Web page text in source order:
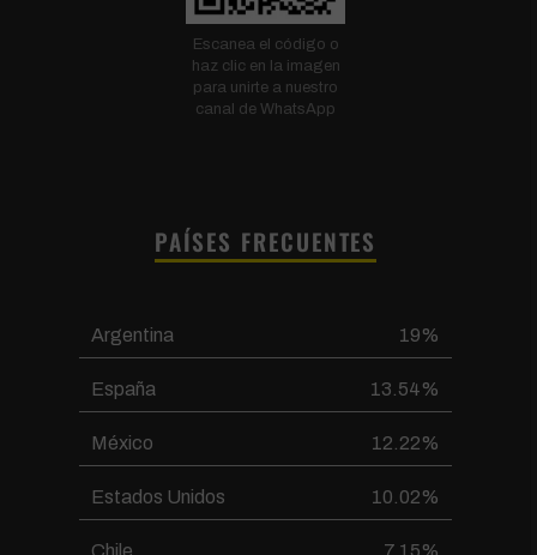
Escanea el código o
haz clic en la imagen
para unirte a nuestro
canal de WhatsApp
PAÍSES FRECUENTES
Argentina 19%
España 13.54%
México 12.22%
Estados Unidos 10.02%
Chile 7.15%